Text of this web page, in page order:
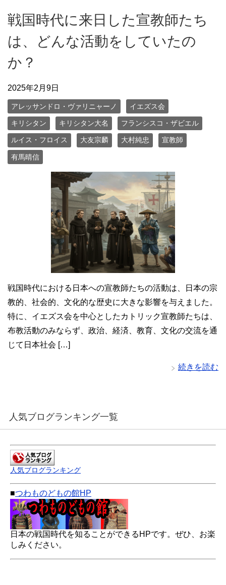
戦国時代に来日した宣教師たち
は、どんな活動をしていたの
か？
2025年2月9日
アレッサンドロ・ヴァリニャーノ イエズス会
キリシタン キリシタン大名 フランシスコ・ザビエル
ルイス・フロイス 大友宗麟 大村純忠 宣教師
有馬晴信
戦国時代における日本への宣教師たちの活動は、日本の宗
教的、社会的、文化的な歴史に大きな影響を与えました。
特に、イエズス会を中心としたカトリック宣教師たちは、
布教活動のみならず、政治、経済、教育、文化の交流を通
じて日本社会 […]
続きを読む
人気ブログランキング一覧
人気ブログランキング
■つわものどもの館HP
日本の戦国時代を知ることができるHPです。ぜひ、お楽
しみください。